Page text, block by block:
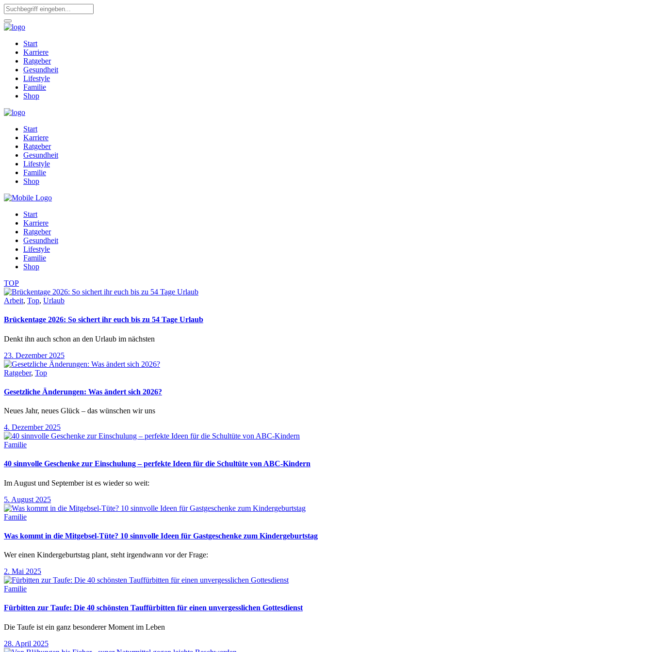
Start
Karriere
Ratgeber
Gesundheit
Lifestyle
Familie
Shop
Start
Karriere
Ratgeber
Gesundheit
Lifestyle
Familie
Shop
Start
Karriere
Ratgeber
Gesundheit
Lifestyle
Familie
Shop
TOP
Arbeit, Top, Urlaub
Brückentage 2026: So sichert ihr euch bis zu 54 Tage Urlaub
Denkt ihn auch schon an den Urlaub im nächsten
23. Dezember 2025
Ratgeber, Top
Gesetzliche Änderungen: Was ändert sich 2026?
Neues Jahr, neues Glück – das wünschen wir uns
4. Dezember 2025
Familie
40 sinnvolle Geschenke zur Einschulung – perfekte Ideen für die Schultüte von ABC-Kindern
Im August und September ist es wieder so weit:
5. August 2025
Familie
Was kommt in die Mitgebsel-Tüte? 10 sinnvolle Ideen für Gastgeschenke zum Kindergeburtstag
Wer einen Kindergeburtstag plant, steht irgendwann vor der Frage:
2. Mai 2025
Familie
Fürbitten zur Taufe: Die 40 schönsten Tauffürbitten für einen unvergesslichen Gottesdienst
Die Taufe ist ein ganz besonderer Moment im Leben
28. April 2025